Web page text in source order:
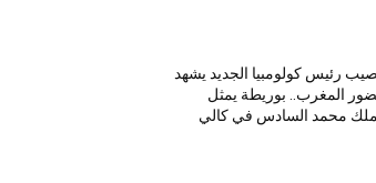
رئيس كولومبيا الجديد يشهد
المغرب.. بوريطة يمثل
محمد السادس في كالي